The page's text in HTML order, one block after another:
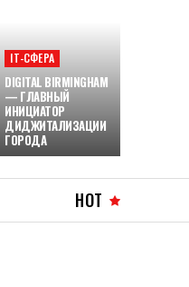
ІТ-СФЕРА
DIGITAL BIRMINGHAM
— ГЛАВНЫЙ
ИНИЦИАТОР
ДИДЖИТАЛИЗАЦИИ
ГОРОДА
HOT